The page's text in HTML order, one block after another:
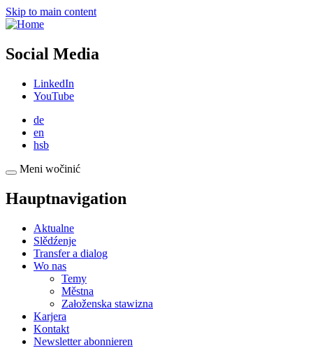
Skip to main content
Social Media
LinkedIn
YouTube
de
en
hsb
Meni wočinić
Hauptnavigation
Aktualne
Slědźenje
Transfer a dialog
Wo nas
Temy
Městna
Załoženska stawizna
Karjera
Kontakt
Newsletter abonnieren